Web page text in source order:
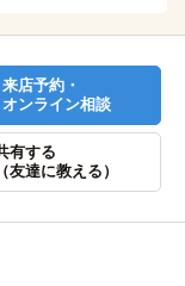
自転車
8分
自転車
18分
徒歩
15分
来店予約・
オンライン相談
有する
（友達に教える）